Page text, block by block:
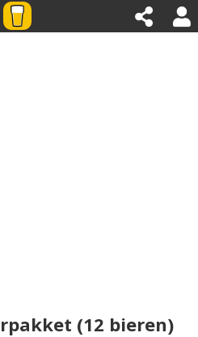
(12 bieren)